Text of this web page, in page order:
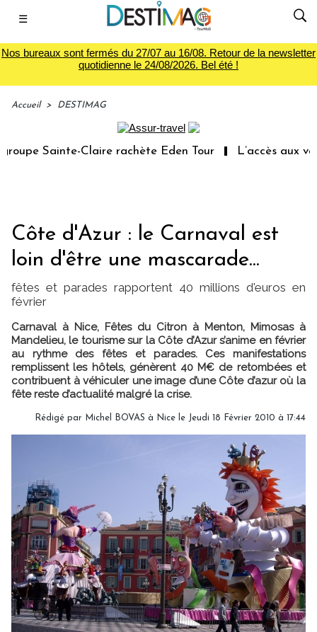
☰
Nos bureaux sont fermés du 27/07 au 16/08. Retour de la newsletter
quotidienne le 24/08/2026. Bel été !
Accueil > DESTIMAG
Sainte-Claire rachète Eden Tour L’accès aux
Côte d'Azur : le Carnaval est
loin d'être une mascarade...
fêtes et parades rapportent 40 millions d'euros en
février
Carnaval à Nice, Fêtes du Citron à Menton, Mimosas à
Mandelieu, le tourisme sur la Côte d’Azur s’anime en février
au rythme des fêtes et parades. Ces manifestations
remplissent les hôtels, génèrent 40 M€ de retombées et
contribuent à véhiculer une image d’une Côte d’azur où la
fête reste d’actualité malgré la crise.
Rédigé par Michel BOVAS à Nice le Jeudi 18 Février 2010 à 17:44